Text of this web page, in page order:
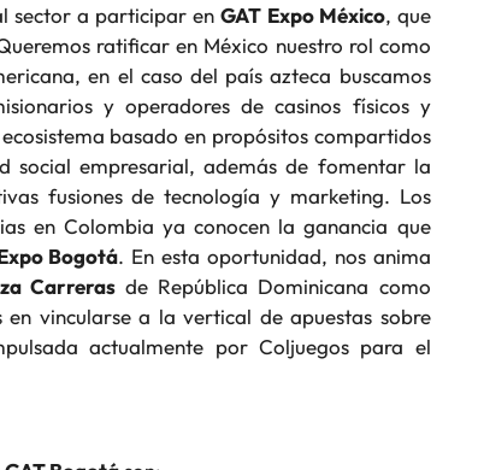
sector a participar enGAT Expo México, que
ratificar en México nuestro rol como
en el caso del país azteca buscamos
y operadores de casinos físicos y
basado en propósitos compartidos
social empresarial, además de fomentar la
fusiones de tecnología y marketing. Los
en Colombia ya conocen la ganancia que
Bogotá. En esta oportunidad, nos anima
Carreras de República Dominicana como
vincularse a la vertical de apuestas sobre
actualmente por Coljuegos para el